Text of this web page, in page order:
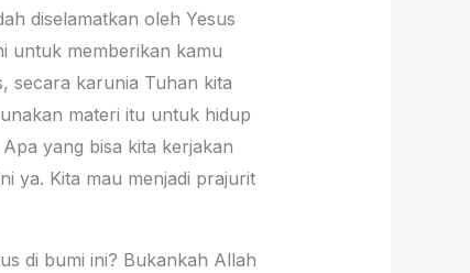
diselamatkan oleh Yesus
untuk memberikan kamu
secara karunia Tuhan kita
materi itu untuk hidup
yang bisa kita kerjakan
ya. Kita mau menjadi prajurit
di bumi ini? Bukankah Allah